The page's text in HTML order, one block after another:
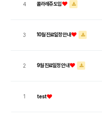
4 콜라레쥬 도입
3 10월 진료일정 안내
2 9월 진료일정 안내
1 test